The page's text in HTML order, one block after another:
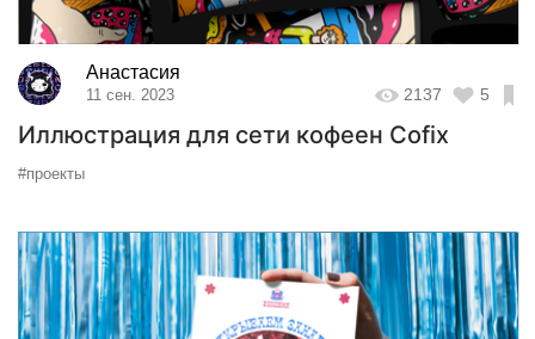
Анастасия
11 сен. 2023 2137 5
Иллюстрация для сети кофеен Cofix
#проекты